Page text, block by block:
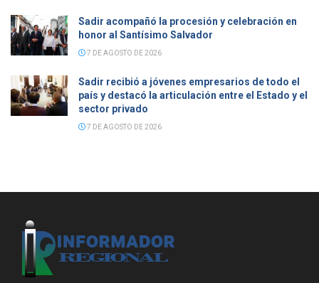
Sadir acompañó la procesión y celebración en
honor al Santísimo Salvador
7 DE AGOSTO DE 2026
Sadir recibió a jóvenes empresarios de todo el
país y destacó la articulación entre el Estado y el
sector privado
7 DE AGOSTO DE 2026